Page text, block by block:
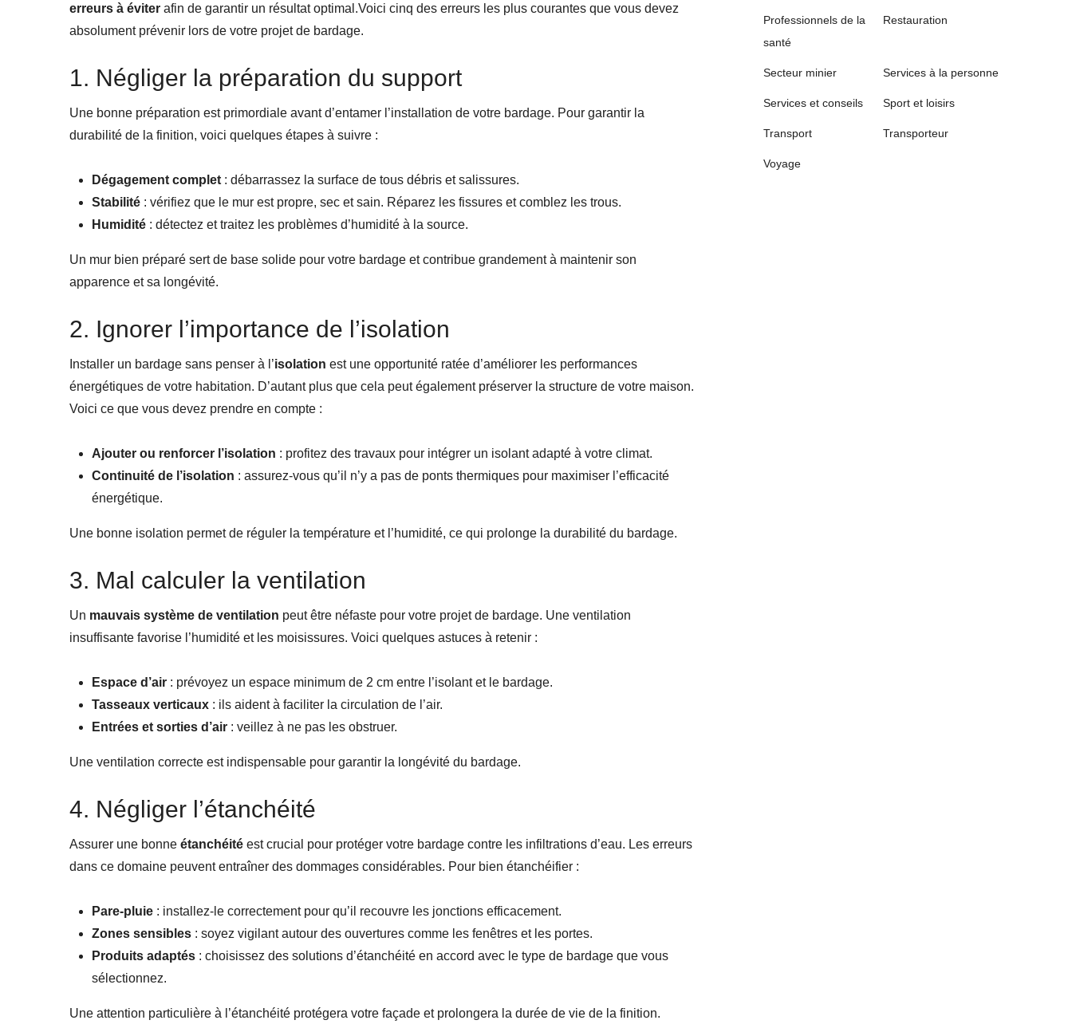
erreurs à éviter afin de garantir un résultat optimal.Voici cinq des erreurs les plus courantes que vous devez
absolument prévenir lors de votre projet de bardage.
1. Négliger la préparation du support
Une bonne préparation est primordiale avant d’entamer l’installation de votre bardage. Pour garantir la
durabilité de la finition, voici quelques étapes à suivre :
Dégagement complet : débarrassez la surface de tous débris et salissures.
Stabilité : vérifiez que le mur est propre, sec et sain. Réparez les fissures et comblez les trous.
Humidité : détectez et traitez les problèmes d’humidité à la source.
Un mur bien préparé sert de base solide pour votre bardage et contribue grandement à maintenir son
apparence et sa longévité.
2. Ignorer l’importance de l’isolation
Installer un bardage sans penser à l’isolation est une opportunité ratée d’améliorer les performances
énergétiques de votre habitation. D’autant plus que cela peut également préserver la structure de votre maison.
Voici ce que vous devez prendre en compte :
Ajouter ou renforcer l’isolation : profitez des travaux pour intégrer un isolant adapté à votre climat.
Continuité de l’isolation : assurez-vous qu’il n’y a pas de ponts thermiques pour maximiser l’efficacité
énergétique.
Une bonne isolation permet de réguler la température et l’humidité, ce qui prolonge la durabilité du bardage.
3. Mal calculer la ventilation
Un mauvais système de ventilation peut être néfaste pour votre projet de bardage. Une ventilation
insuffisante favorise l’humidité et les moisissures. Voici quelques astuces à retenir :
Espace d’air : prévoyez un espace minimum de 2 cm entre l’isolant et le bardage.
Tasseaux verticaux : ils aident à faciliter la circulation de l’air.
Entrées et sorties d’air : veillez à ne pas les obstruer.
Une ventilation correcte est indispensable pour garantir la longévité du bardage.
4. Négliger l’étanchéité
Assurer une bonne étanchéité est crucial pour protéger votre bardage contre les infiltrations d’eau. Les erreurs
dans ce domaine peuvent entraîner des dommages considérables. Pour bien étanchéifier :
Pare-pluie : installez-le correctement pour qu’il recouvre les jonctions efficacement.
Zones sensibles : soyez vigilant autour des ouvertures comme les fenêtres et les portes.
Produits adaptés : choisissez des solutions d’étanchéité en accord avec le type de bardage que vous
sélectionnez.
Une attention particulière à l’étanchéité protégera votre façade et prolongera la durée de vie de la finition.
Professionnels de la
santé
Restauration
Secteur minier Services à la personne
Services et conseils Sport et loisirs
Transport Transporteur
Voyage